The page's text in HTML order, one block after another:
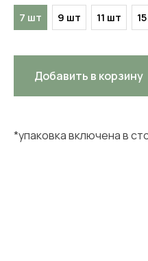
7 шт 9 шт 11 шт
Добавить в корзину
*упаковка включена в